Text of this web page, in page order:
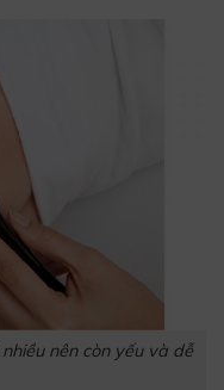
nên còn yếu và dễ